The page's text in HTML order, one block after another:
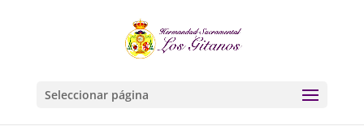
Seleccionar página